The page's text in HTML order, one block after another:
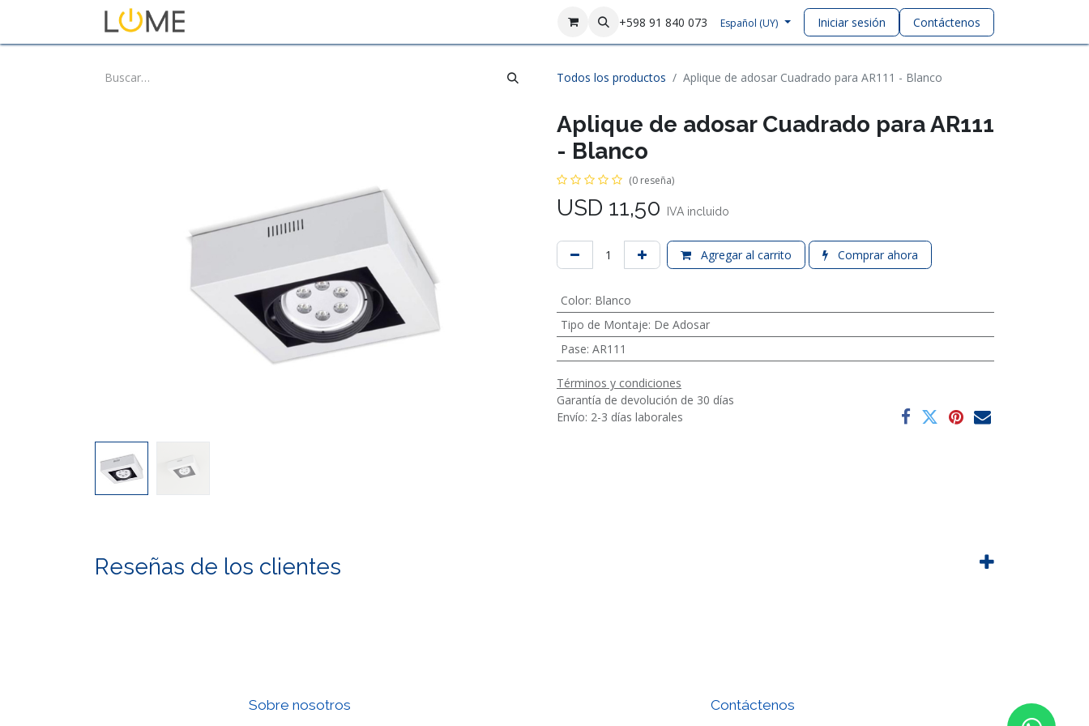
+598 91 840 073 Español (UY) Iniciar sesión Contáctenos
Todos los productos Aplique de adosar Cuadrado para AR111 - Blanco
Aplique de adosar Cuadrado para AR111
- Blanco
(0 reseña)
USD 11,50 IVA incluido
Agregar al carrito Comprar ahora
Color: Blanco
Tipo de Montaje: De Adosar
Pase: AR111
Términos y condiciones
Garantía de devolución de 30 días
Envío: 2-3 días laborales
Reseñas de los clientes
Sobre nosotros Contáctenos